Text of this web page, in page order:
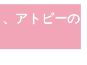
アトピーの